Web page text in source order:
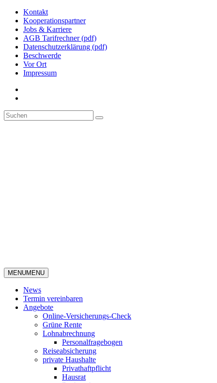
Kontakt
Kooperationspartner
Jobs & Karriere
AGB Tarifrechner (pdf)
Datenschutzerklärung (pdf)
Beschwerde
Vor Ort
Impressum
MENUMENU
News
Termin vereinbaren
Angebote
Online-Versicherungs-Check
Grüne Rente
Lohnabrechnung
Personalfragebogen
Reiseabsicherung
private Haushalte
Privathaftpflicht
Hausrat